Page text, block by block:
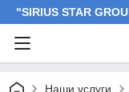
"SIRIUS STAR
Наши услуги